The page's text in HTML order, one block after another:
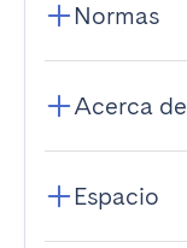
Normas
Acerca de
Espacio